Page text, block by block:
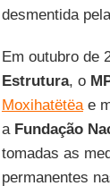
desmentida
Em outubro de
Estrutura, o
Moxihatëtëae
aFundação
tomadas as
permanentes